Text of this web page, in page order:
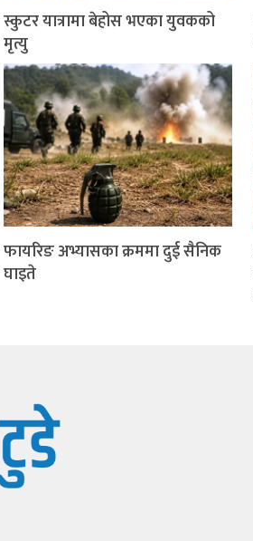
स्कुटर यात्रामा बेहोस भएका युवकको
मृत्यु
फायरिङ अभ्यासका क्रममा दुई सैनिक
घाइते